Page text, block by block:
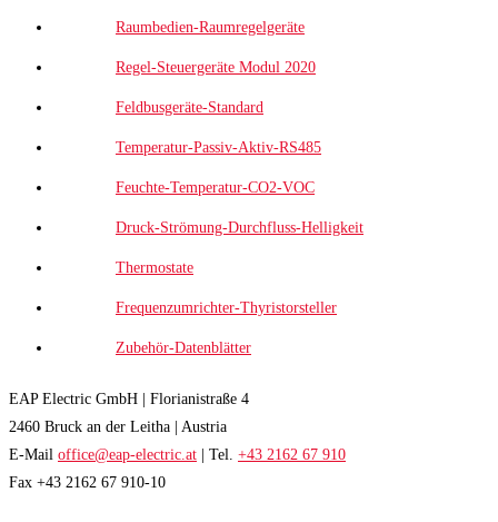
Raumbedien-Raumregelgeräte
Regel-Steuergeräte Modul 2020
Feldbusgeräte-Standard
Temperatur-Passiv-Aktiv-RS485
Feuchte-Temperatur-CO2-VOC
Druck-Strömung-Durchfluss-Helligkeit
Thermostate
Frequenzumrichter-Thyristorsteller
Zubehör-Datenblätter
EAP Electric GmbH | Florianistraße 4
2460 Bruck an der Leitha | Austria
E-Mail office@eap-electric.at | Tel. +43 2162 67 910
Fax +43 2162 67 910-10